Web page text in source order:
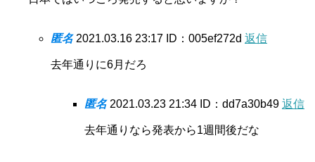
匿名 2021.03.16 23:17 ID：005ef272d 返信
去年通りに6月だろ
匿名 2021.03.23 21:34 ID：dd7a30b49 返信
去年通りなら発表から1週間後だな